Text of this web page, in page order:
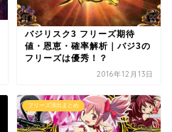
バジリスク3 フリーズ期待
値・恩恵・確率解析｜バジ3の
フリーズは優秀！？
2016年12月13日
フリーズ演出まとめ